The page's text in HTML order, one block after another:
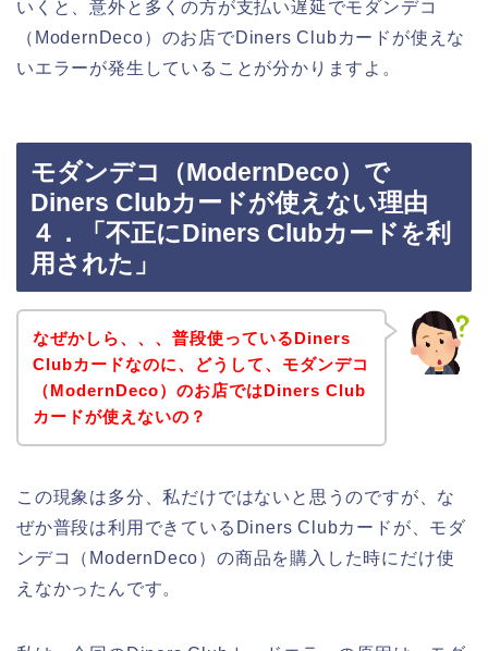
いくと、意外と多くの方が支払い遅延でモダンデコ
（ModernDeco）のお店でDiners Clubカードが使えな
いエラーが発生していることが分かりますよ。
モダンデコ（ModernDeco）で
Diners Clubカードが使えない理由
４．「不正にDiners Clubカードを利
用された」
なぜかしら、、、普段使っているDiners
Clubカードなのに、どうして、モダンデコ
（ModernDeco）のお店ではDiners Club
カードが使えないの？
この現象は多分、私だけではないと思うのですが、な
ぜか普段は利用できているDiners Clubカードが、モダ
ンデコ（ModernDeco）の商品を購入した時にだけ使
えなかったんです。